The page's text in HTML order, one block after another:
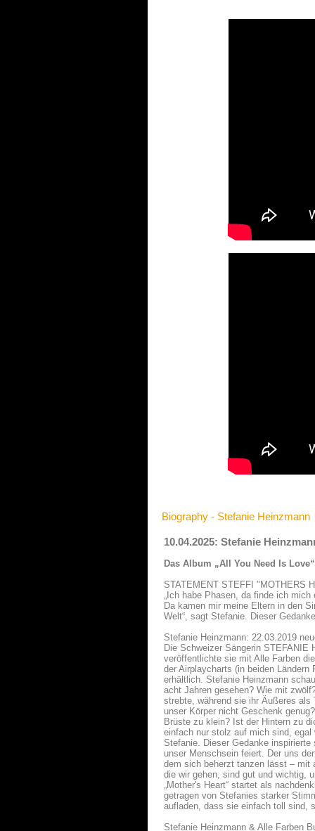
Biography - Stefanie Heinzmann
10.04.2025: Stefanie
Das Album „All You Need Is
STATEMENT STEFFI "MOTHERS
„Ich habe Phasen, da finde ich
Da kamen mir meine Eltern in den
Welt“, sagt Stefanie. Dieser
Stefanie Heinzmann: 22.03.2019
Die Schweizer Sängerin STEFANIE
veröffentlichte sie mit Alle Farben
der Airplaycharts (in beiden
erhältlich. Stefanie Heinzmann
acht Jahren gesehen? Wie mit
strebte, während sie ihr Äußeres
unser Körper nicht Geschenk
Brüste zu klein? Ist der Hintern zu
einfach nur stolz auf mich sind,
Stefanie. Dieser Gedanke
unser Menschsein feiert. Der uns
dem sich beherzt tanzen lässt – mit
die wir gehen, sind gut und wichtig,
„Mother's Heart“ startet als
getragen von Stefanies starker
aufladen, dass sie einfach toll sind,
Stefanie Heinzmann & Alle Farben